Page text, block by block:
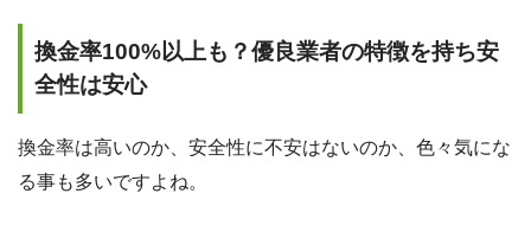
換金率100%以上も？優良業者の特徴を持ち安
全性は安心
換金率は高いのか、安全性に不安はないのか、色々気にな
る事も多いですよね。